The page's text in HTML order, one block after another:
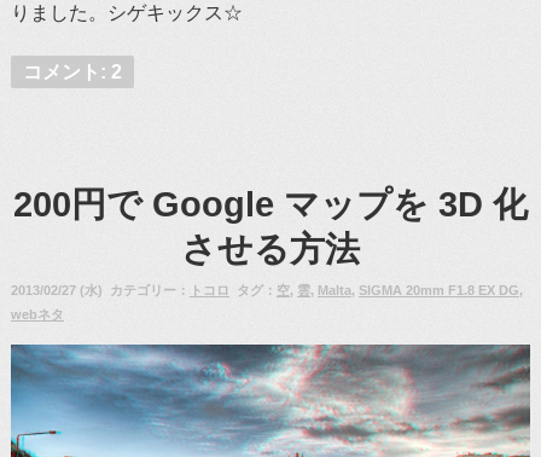
りました。シゲキックス☆
コメント: 2
200円で Google マップを 3D 化
させる方法
2013/02/27 (水) カテゴリー： トコロ タグ： 空, 雲, Malta, SIGMA 20mm F1.8 EX DG,
webネタ